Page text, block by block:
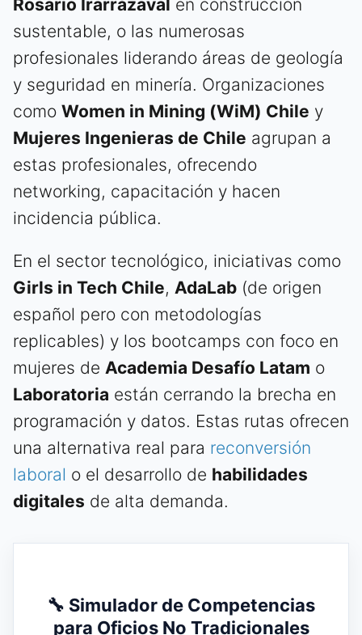
Rosario Irarrázaval en construcción
sustentable, o las numerosas
profesionales liderando áreas de geología
y seguridad en minería. Organizaciones
como Women in Mining (WiM) Chile y
Mujeres Ingenieras de Chile agrupan a
estas profesionales, ofrecendo
networking, capacitación y hacen
incidencia pública.
En el sector tecnológico, iniciativas como
Girls in Tech Chile, AdaLab (de origen
español pero con metodologías
replicables) y los bootcamps con foco en
mujeres de Academia Desafío Latam o
Laboratoria están cerrando la brecha en
programación y datos. Estas rutas ofrecen
una alternativa real para reconversión
laboral o el desarrollo de habilidades
digitales de alta demanda.
🔧 Simulador de Competencias
para Oficios No Tradicionales